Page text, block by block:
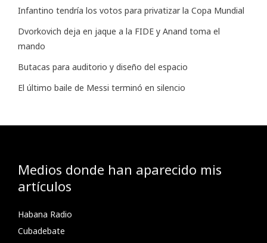
Infantino tendría los votos para privatizar la Copa Mundial
Dvorkovich deja en jaque a la FIDE y Anand toma el
mando
Butacas para auditorio y diseño del espacio
El último baile de Messi terminó en silencio
Medios donde han aparecido mis
artículos
Habana Radio
Cubadebate